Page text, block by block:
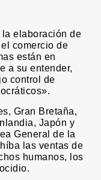
elaboración de
comercio de
están en
a su entender,
control de
Gran Bretaña,
Japón y
General de la
las ventas de
humanos, los